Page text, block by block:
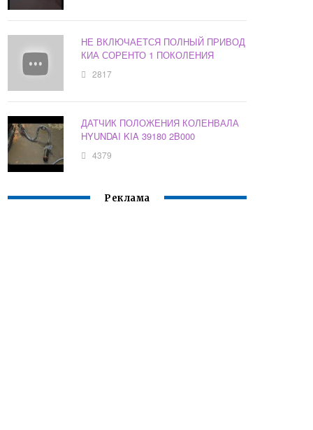
НЕ ВКЛЮЧАЕТСЯ ПОЛНЫЙ ПРИВОД
КИА СОРЕНТО 1 ПОКОЛЕНИЯ
2817
ДАТЧИК ПОЛОЖЕНИЯ КОЛЕНВАЛА
HYUNDAI KIA 39180 2B000
4379
Реклама